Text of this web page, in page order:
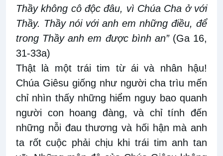
Thầy không cô độc đâu, vì Chúa Cha ở với
Thầy. Thầy nói với anh em những điều, để
trong Thầy anh em được bình an”(Ga 16,
31-33a)
Thật là một trái tim từ ái và nhân hậu!
Chúa Giêsu giống như người cha trìu mến
chỉ nhìn thấy những hiểm nguy bao quanh
người con hoang đàng, và chỉ tính đến
những nỗi đau thương và hối hận mà anh
ta rốt cuộc phải chịu khi trái tim anh tan